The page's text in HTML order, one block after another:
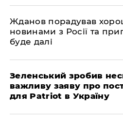
Жданов порадував
новинами з Росії та
буде далі
Зеленський зробив
важливу заяву про
для Patriot в Україну